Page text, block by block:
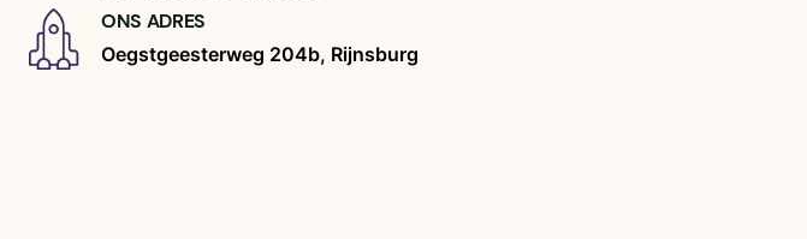
ONS ADRES
Oegstgeesterweg 204b, Rijnsburg